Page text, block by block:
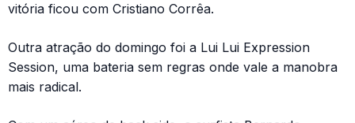
vitória ficou com Cristiano Corrêa.
Outra atração do domingo foi a Lui Lui Expression
Session, uma bateria sem regras onde vale a manobra
mais radical.